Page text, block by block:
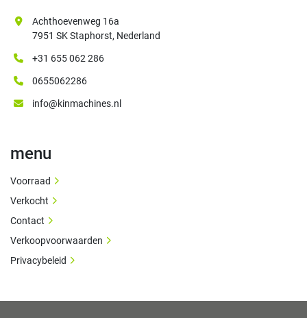
Achthoevenweg 16a
7951 SK Staphorst, Nederland
+31 655 062 286
0655062286
info@kinmachines.nl
menu
Voorraad
Verkocht
Contact
Verkoopvoorwaarden
Privacybeleid